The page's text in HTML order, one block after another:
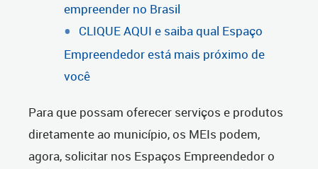
empreender no Brasil
CLIQUE AQUI e saiba qual Espaço
Empreendedor está mais próximo de
você
Para que possam oferecer serviços e produtos
diretamente ao município, os MEIs podem,
agora, solicitar nos Espaços Empreendedor o